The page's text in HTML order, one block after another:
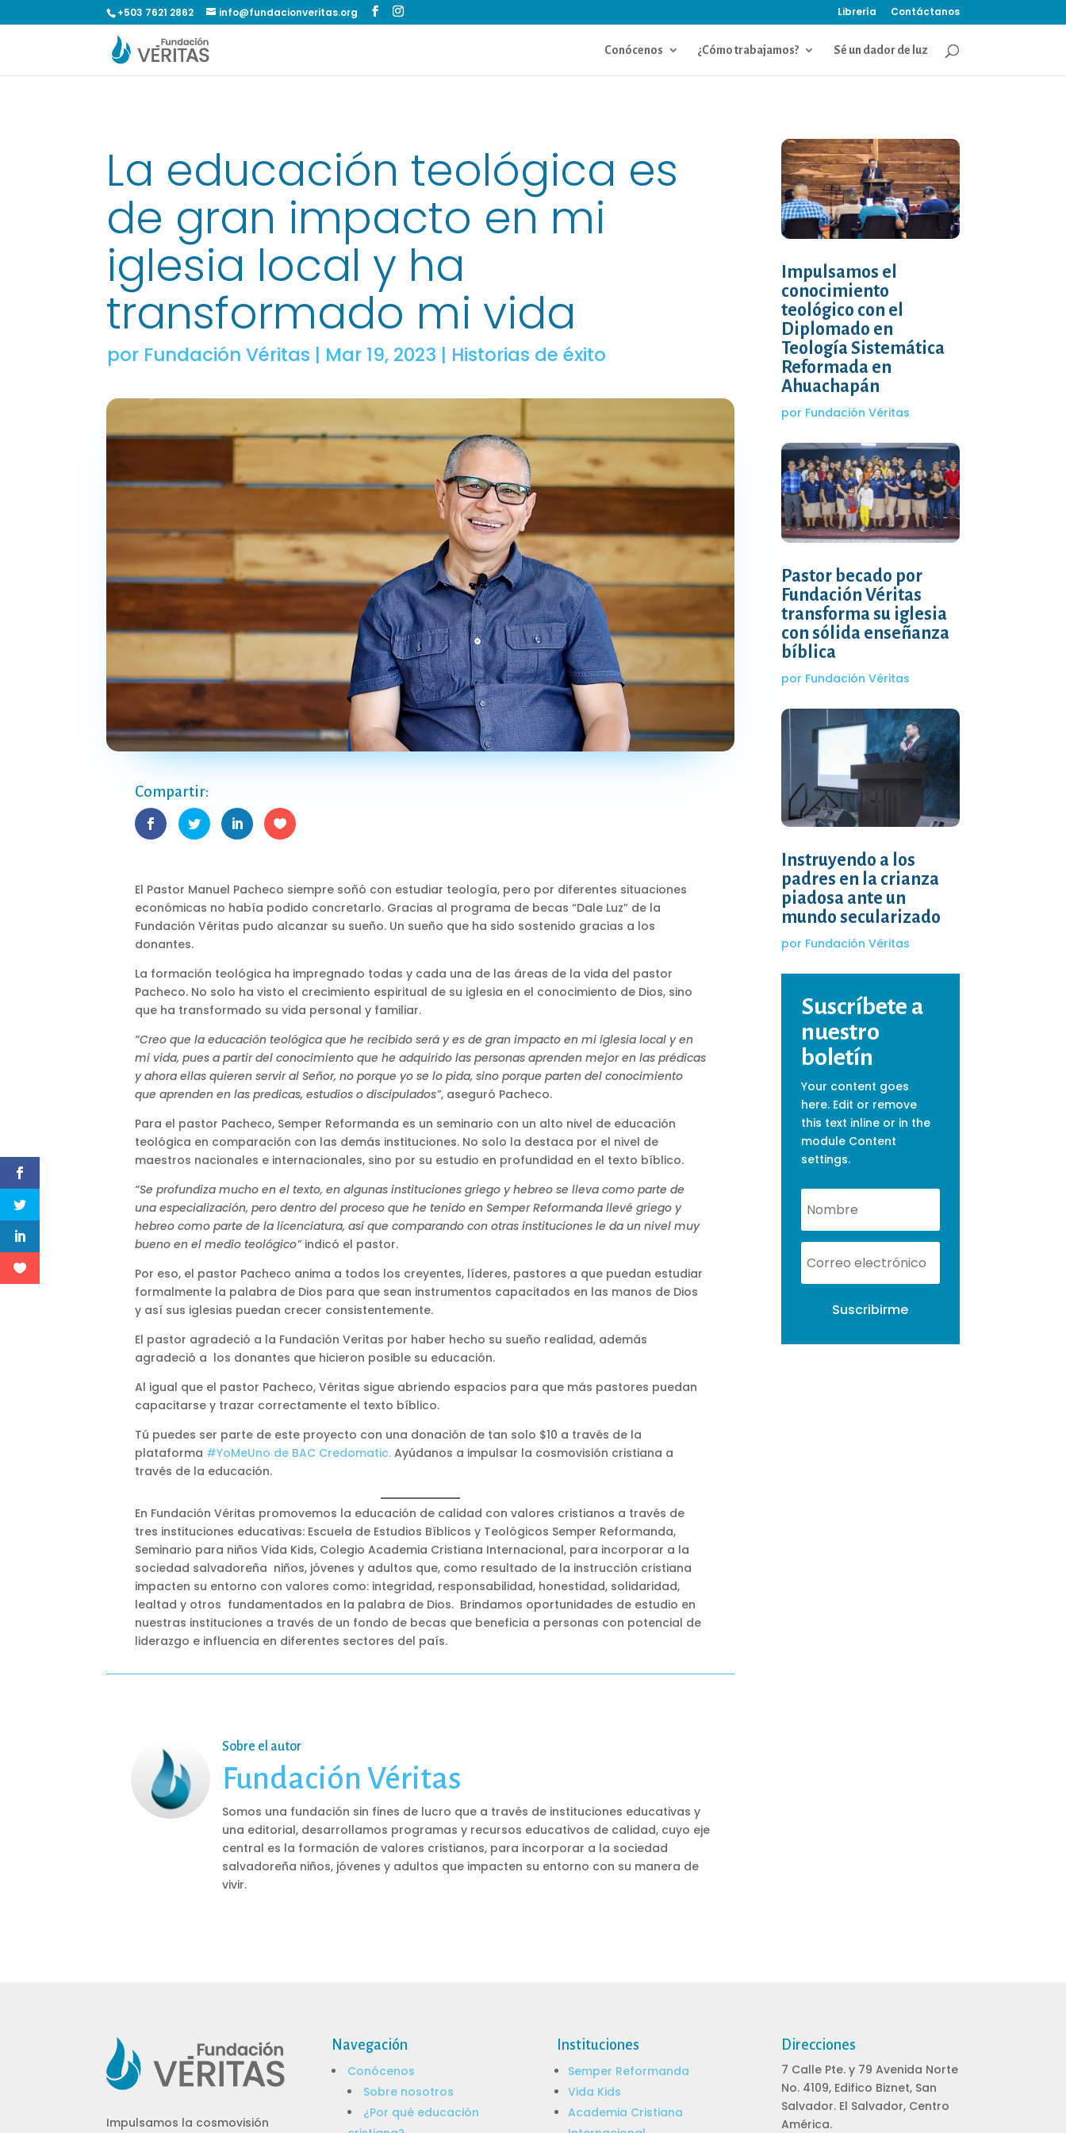
+503 7621 2862 info@fundacionveritas.org Librería Contáctanos
Conócenos ¿Cómo trabajamos? Sé un dador de luz
La educación teológica es
de gran impacto en mi
iglesia local y ha
transformado mi vida
por Fundación Véritas | Mar 19, 2023 | Historias de éxito
Compartir:
El Pastor Manuel Pacheco siempre soñó con estudiar teología, pero por diferentes situaciones
económicas no había podido concretarlo. Gracias al programa de becas “Dale Luz” de la
Fundación Véritas pudo alcanzar su sueño. Un sueño que ha sido sostenido gracias a los
donantes.
La formación teológica ha impregnado todas y cada una de las áreas de la vida del pastor
Pacheco. No solo ha visto el crecimiento espiritual de su iglesia en el conocimiento de Dios, sino
que ha transformado su vida personal y familiar.
“Creo que la educación teológica que he recibido será y es de gran impacto en mi iglesia local y en
mi vida, pues a partir del conocimiento que he adquirido las personas aprenden mejor en las prédicas
y ahora ellas quieren servir al Señor, no porque yo se lo pida, sino porque parten del conocimiento
que aprenden en las predicas, estudios o discipulados”, aseguró Pacheco.
Para el pastor Pacheco, Semper Reformanda es un seminario con un alto nivel de educación
teológica en comparación con las demás instituciones. No solo la destaca por el nivel de
maestros nacionales e internacionales, sino por su estudio en profundidad en el texto bíblico.
“Se profundiza mucho en el texto, en algunas instituciones griego y hebreo se lleva como parte de
una especialización, pero dentro del proceso que he tenido en Semper Reformanda llevé griego y
hebreo como parte de la licenciatura, así que comparando con otras instituciones le da un nivel muy
bueno en el medio teológico”indicó el pastor.
Por eso, el pastor Pacheco anima a todos los creyentes, líderes, pastores a que puedan estudiar
formalmente la palabra de Dios para que sean instrumentos capacitados en las manos de Dios
y así sus iglesias puedan crecer consistentemente.
El pastor agradeció a la Fundación Veritas por haber hecho su sueño realidad, además
agradeció a los donantes que hicieron posible su educación.
Al igual que el pastor Pacheco, Véritas sigue abriendo espacios para que más pastores puedan
capacitarse y trazar correctamente el texto bíblico.
Tú puedes ser parte de este proyecto con una donación de tan solo $10 a través de la
plataforma #YoMeUno de BAC Credomatic. Ayúdanos a impulsar la cosmovisión cristiana a
través de la educación.
En Fundación Véritas promovemos la educación de calidad con valores cristianos a través de
tres instituciones educativas: Escuela de Estudios Bíblicos y Teológicos Semper Reformanda,
Seminario para niños Vida Kids, Colegio Academia Cristiana Internacional, para incorporar a la
sociedad salvadoreña niños, jóvenes y adultos que, como resultado de la instrucción cristiana
impacten su entorno con valores como: integridad, responsabilidad, honestidad, solidaridad,
lealtad y otros fundamentados en la palabra de Dios. Brindamos oportunidades de estudio en
nuestras instituciones a través de un fondo de becas que beneficia a personas con potencial de
liderazgo e influencia en diferentes sectores del país.
Sobre el autor
Fundación Véritas
Somos una fundación sin fines de lucro que a través de instituciones educativas y
una editorial, desarrollamos programas y recursos educativos de calidad, cuyo eje
central es la formación de valores cristianos, para incorporar a la sociedad
salvadoreña niños, jóvenes y adultos que impacten su entorno con su manera de
vivir.
Impulsamos el
conocimiento
teológico con el
Diplomado en
Teología Sistemática
Reformada en
Ahuachapán
por Fundación Véritas
Pastor becado por
Fundación Véritas
transforma su iglesia
con sólida enseñanza
bíblica
por Fundación Véritas
Instruyendo a los
padres en la crianza
piadosa ante un
mundo secularizado
por Fundación Véritas
Suscríbete a
nuestro
boletín
Your content goes
here. Edit or remove
this text inline or in the
module Content
settings.
Suscribirme
Impulsamos la cosmovisión
Navegación
Conócenos
Sobre nosotros
¿Por qué educación
Instituciones
Semper Reformanda
Vida Kids
Academia Cristiana
Direcciones
7 Calle Pte. y 79 Avenida Norte
No. 4109, Edifico Biznet, San
Salvador. El Salvador, Centro
América.